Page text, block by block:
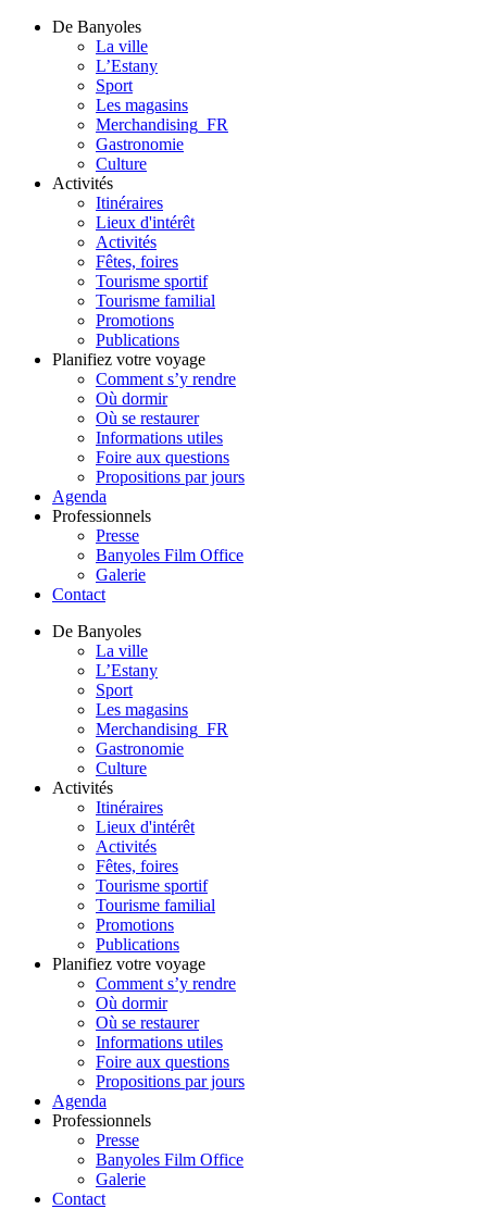
De Banyoles
La ville
L’Estany
Sport
Les magasins
Merchandising_FR
Gastronomie
Culture
Activités
Itinéraires
Lieux d'intérêt
Activités
Fêtes, foires
Tourisme sportif
Tourisme familial
Promotions
Publications
Planifiez votre voyage
Comment s’y rendre
Où dormir
Où se restaurer
Informations utiles
Foire aux questions
Propositions par jours
Agenda
Professionnels
Presse
Banyoles Film Office
Galerie
Contact
De Banyoles
La ville
L’Estany
Sport
Les magasins
Merchandising_FR
Gastronomie
Culture
Activités
Itinéraires
Lieux d'intérêt
Activités
Fêtes, foires
Tourisme sportif
Tourisme familial
Promotions
Publications
Planifiez votre voyage
Comment s’y rendre
Où dormir
Où se restaurer
Informations utiles
Foire aux questions
Propositions par jours
Agenda
Professionnels
Presse
Banyoles Film Office
Galerie
Contact